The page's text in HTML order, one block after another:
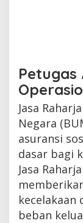
Petugas
Jasa
Negara
asuransi
dasar bagi
Jasa
kecelakaan
beban